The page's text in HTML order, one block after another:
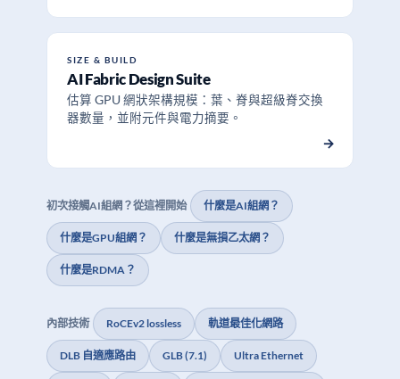
SIZE & BUILD
AI Fabric Design Suite
估算 GPU 網狀架構規模：葉、脊與超級脊交換
器數量，並附元件與電力摘要。
→
初次接觸AI組網？從這裡開始 什麼是AI組網？
什麼是GPU組網？ 什麼是無損乙太網？
什麼是RDMA？
內部技術 RoCEv2 lossless 軌道最佳化網路
DLB 自適應路由 GLB (7.1) Ultra Ethernet